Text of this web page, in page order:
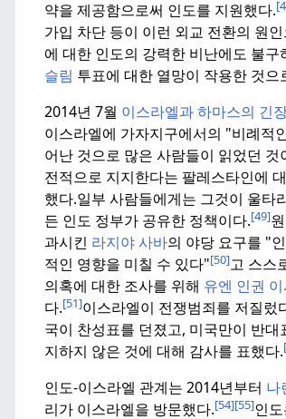
약을 제공함으로써 인도를 지원했다.
가입 차단 등이 이런 외교 전환의 원
에 대한 인도의 강력한 비난에도 불
슬림 투표에 대한 열망이 작용한 것으
2014년 7월 이스라엘과 하마스의 긴
이스라엘에 가자지구에서의 "비례적
어난 것으로 많은 사람들이 읽었던 것
전적으로 지지한다는 팔레스타인에
했다.일부 사람들에게는 그것이 울타
든 인도 정부가 공유한 정책이다.[49]
과시킨 라지야 사바의 야당 요구를 "
적인 영향을 미칠 수 있다"[50]고 스스
의혹에 대한 조사를 위해 유엔 인권
다.[51]이스라엘이 전쟁범죄를 저질렀
국이 찬성표를 던졌고, 미국만이 반대
지하지 않은 것에 대해 감사를 표했다.
인도-이스라엘 관계는 2014년부터 나
리가 이스라엘을 방문했다.[54][55]인